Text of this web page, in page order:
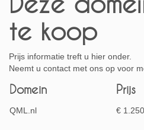
te koop
Prijs informatie treft u hier onder.
Neemt u contact met ons op voor
Domein Prijs
QML.nl €